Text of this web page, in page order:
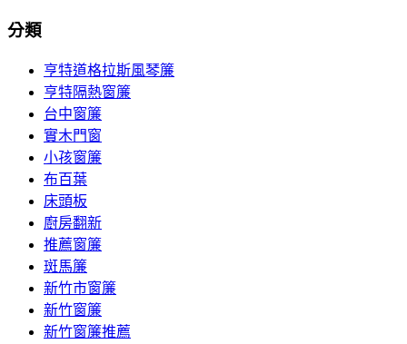
分類
亨特道格拉斯風琴簾
亨特隔熱窗簾
台中窗簾
實木門窗
小孩窗簾
布百葉
床頭板
廚房翻新
推薦窗簾
斑馬簾
新竹市窗簾
新竹窗簾
新竹窗簾推薦